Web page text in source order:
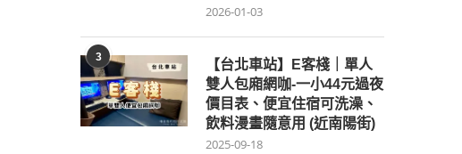
2026-01-03
3
【台北車站】E客棧｜單人
雙人包廂網咖-一小44元過夜
價目表、便宜住宿可洗澡、
飲料漫畫隨意用 (近南陽街)
2025-09-18